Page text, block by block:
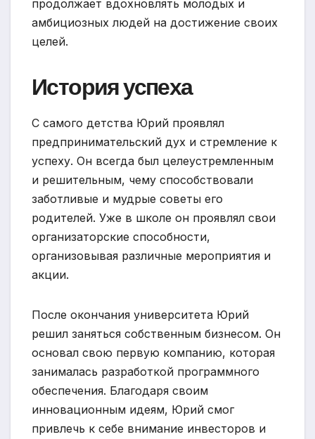
продолжает вдохновлять молодых и
амбициозных людей на достижение своих
целей.
История успеха
С самого детства Юрий проявлял
предпринимательский дух и стремление к
успеху. Он всегда был целеустремленным
и решительным, чему способствовали
заботливые и мудрые советы его
родителей. Уже в школе он проявлял свои
организаторские способности,
организовывая различные мероприятия и
акции.
После окончания университета Юрий
решил заняться собственным бизнесом. Он
основал свою первую компанию, которая
занималась разработкой программного
обеспечения. Благодаря своим
инновационным идеям, Юрий смог
привлечь к себе внимание инвесторов и